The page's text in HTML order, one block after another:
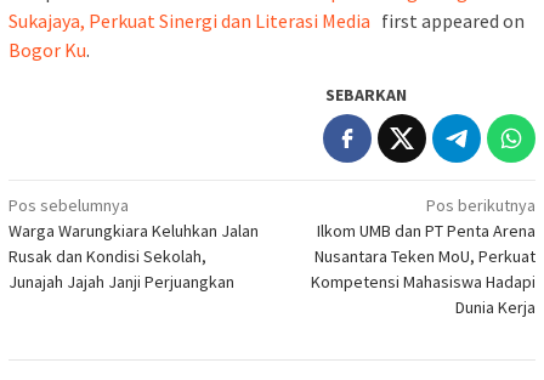
Sukajaya, Perkuat Sinergi dan Literasi Media first appeared on
Bogor Ku.
SEBARKAN
Navigasi
pos
Pos sebelumnya
Warga Warungkiara Keluhkan Jalan
Rusak dan Kondisi Sekolah,
Junajah Jajah Janji Perjuangkan
Pos berikutnya
Ilkom UMB dan PT Penta Arena
Nusantara Teken MoU, Perkuat
Kompetensi Mahasiswa Hadapi
Dunia Kerja